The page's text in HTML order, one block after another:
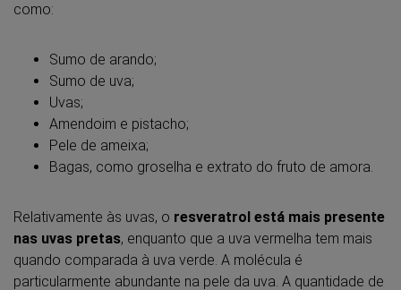
como:
Sumo de arando;
Sumo de uva;
Uvas;
Amendoim e pistacho;
Pele de ameixa;
Bagas, como groselha e extrato do fruto de amora.
Relativamente às uvas, o resveratrol está mais presente
nas uvas pretas, enquanto que a uva vermelha tem mais
quando comparada à uva verde. A molécula é
particularmente abundante na pele da uva. A quantidade de